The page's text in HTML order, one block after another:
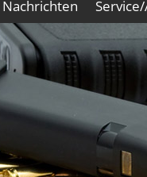
Nachrichten